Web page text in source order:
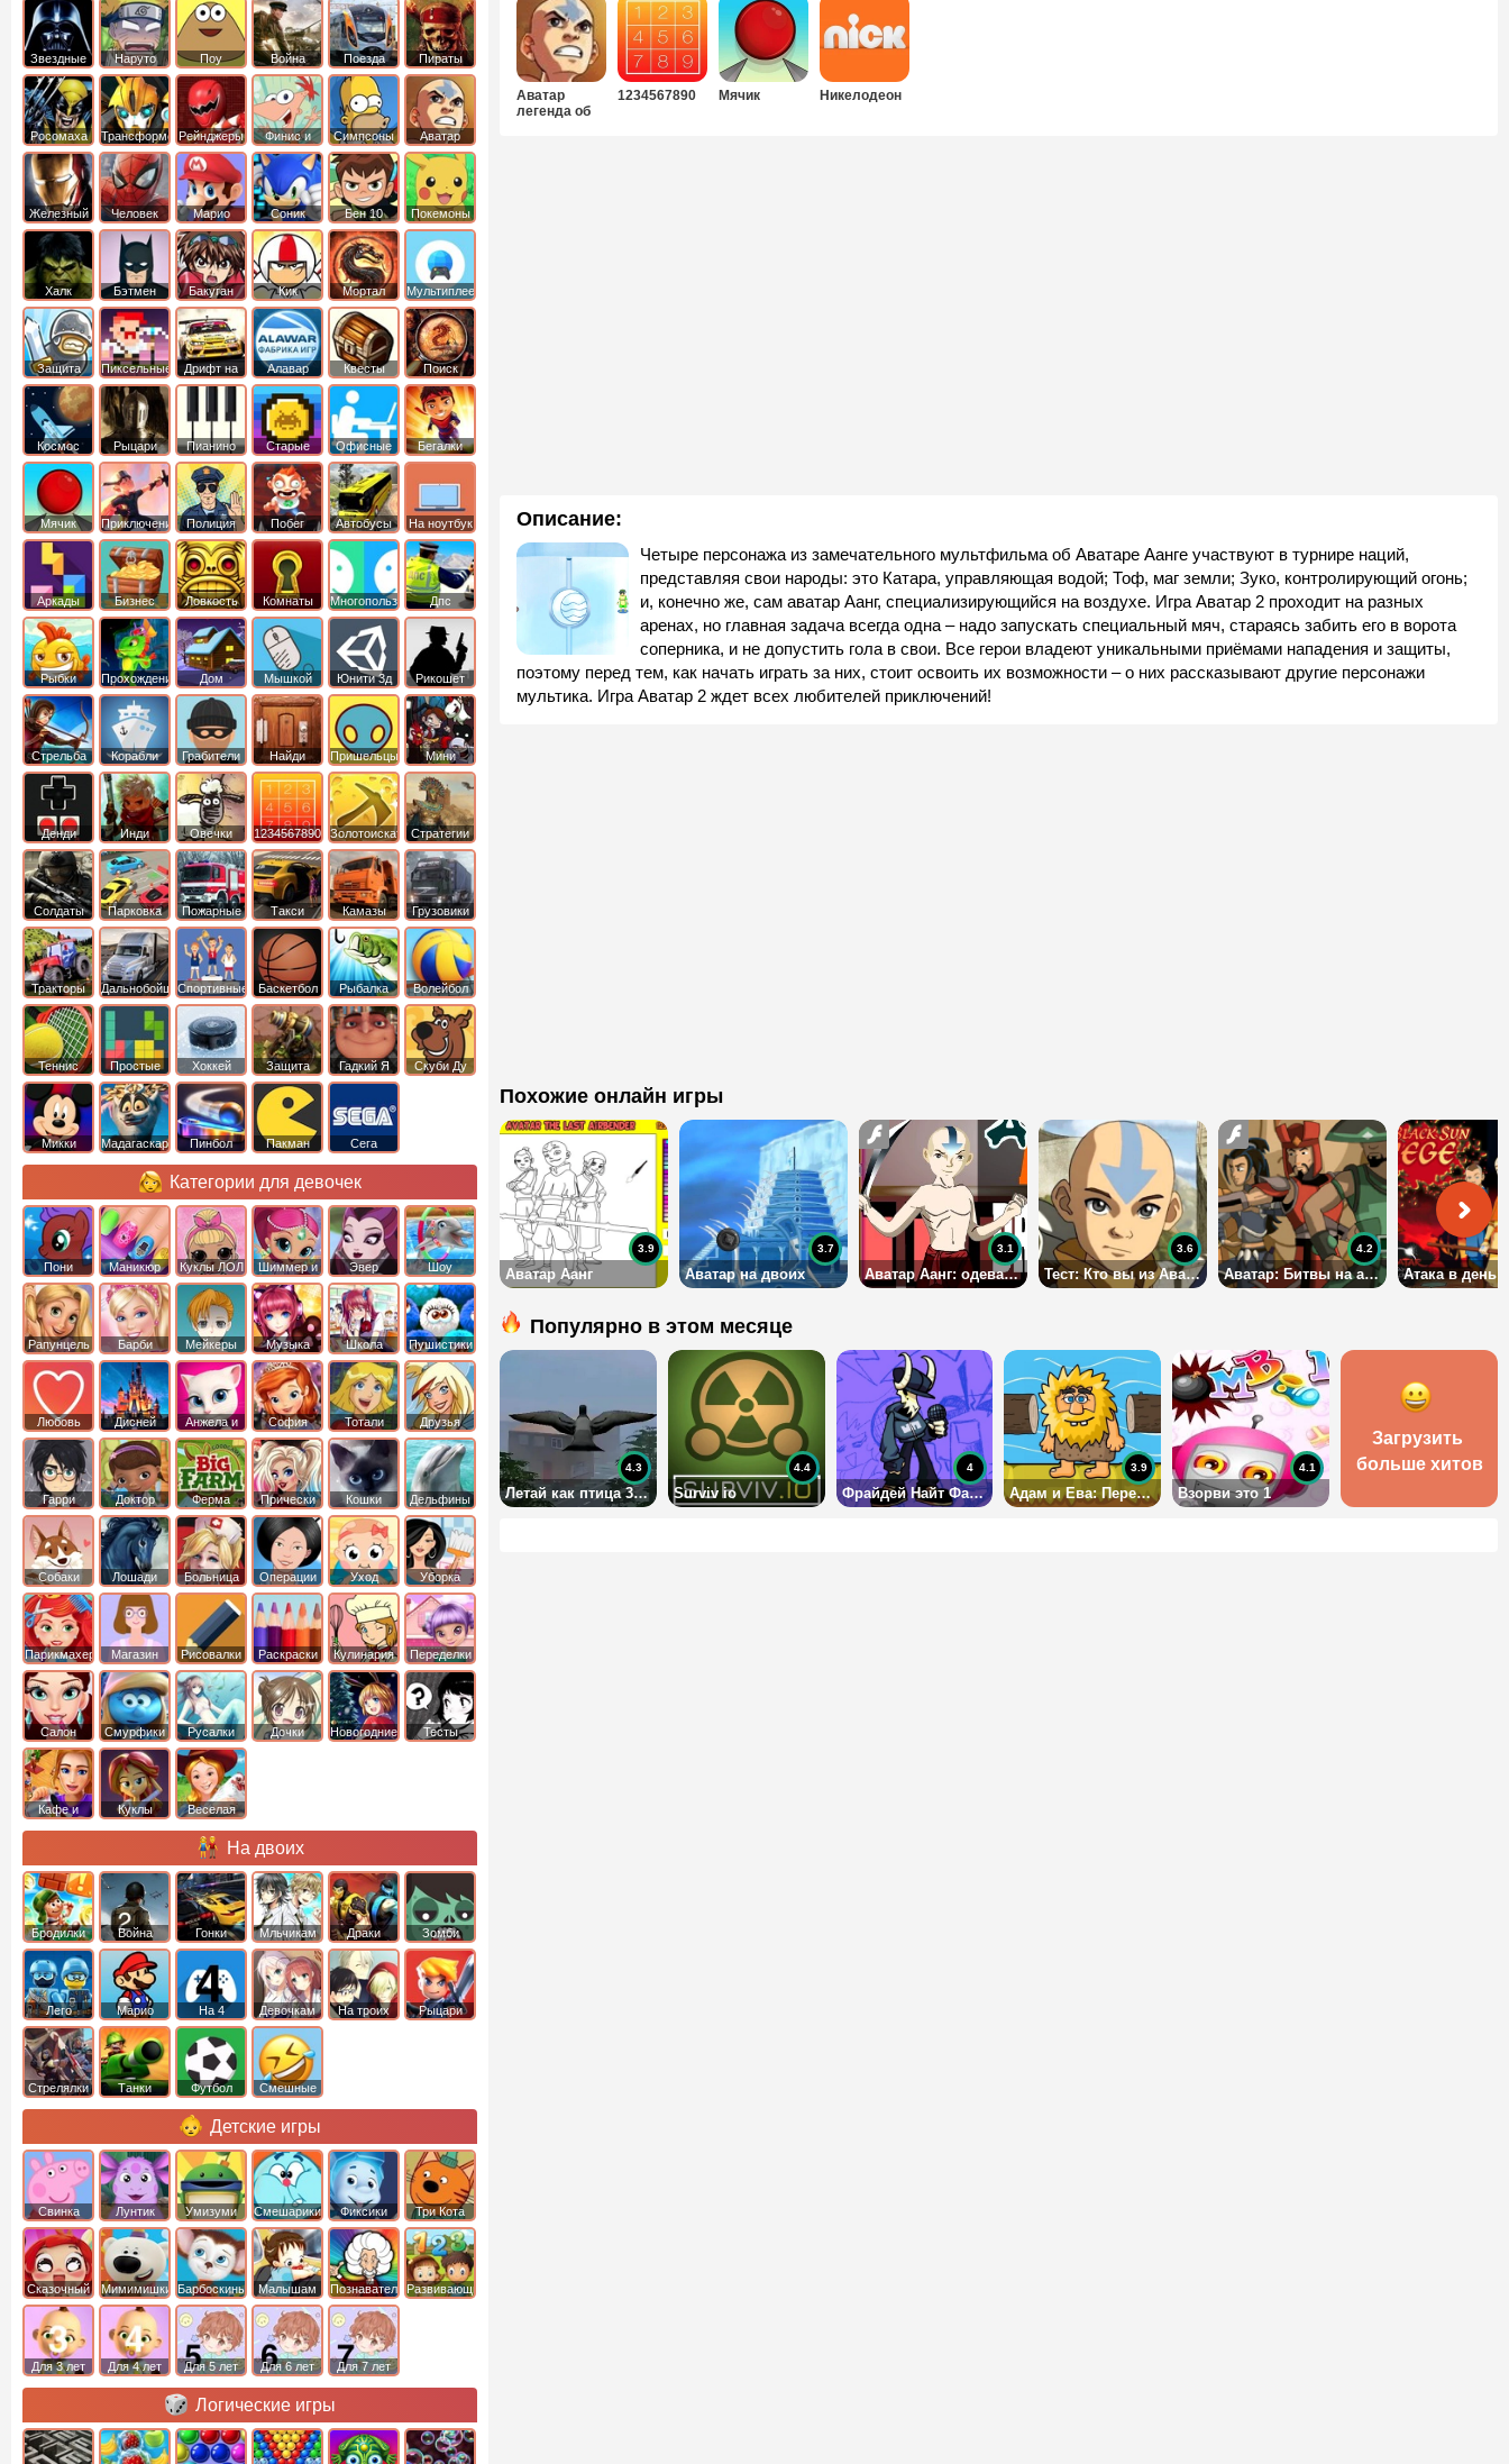
Аватар
легенда об
1234567890 Мячик Никелодеон
Описание:
Четыре персонажа из замечательного мультфильма об Аватаре Аанге участвуют в турнире наций,
представляя свои народы: это Катара, управляющая водой; Тоф, маг земли; Зуко, контролирующий огонь;
и, конечно же, сам аватар Аанг, специализирующийся на воздухе. Игра Аватар 2 проходит на разных
аренах, но главная задача всегда одна – надо запускать специальный мяч, стараясь забить его в ворота
соперника, и не допустить гола в свои. Все герои владеют уникальными приёмами нападения и защиты,
поэтому перед тем, как начать играть за них, стоит освоить их возможности – о них рассказывают другие персонажи
мультика. Игра Аватар 2 ждет всех любителей приключений!
Похожие онлайн игры
Аватар Аанг
3.9
Аватар на двоих
3.7
Аватар Аанг: одевалка
3.1
Тест: Кто вы из Аватара?
3.6
Аватар: Битвы на арене
4.2
Популярно в этом месяце
Летай как птица 3 в 3Д
4.3
Surviv io
4.4
Фрайдей Найт Фанкин: Таби (Экс-Бойфренд)
4
Адам и Ева: Переправа
3.9
Взорви это 1
4.1
Загрузить
больше хитов
Звездные
войны
Наруто Поу Война Поезда
Пираты
Карибского
Моря
Росомаха ТрансформерыРейнджеры
Самураи
Финис и
Ферб
Симпсоны
Аватар
легенда об
Аанге
Железный
человек
Человек
Паук
Марио Соник Бен 10 Покемоны
Халк Бэтмен Бакуган
Кик
Бутовский
Мортал
комбат
Мультиплеер
Защита
королевства
Пиксельные
Дрифт на
машинах
Алавар Квесты
Поиск
предметов
Космос Рыцари Пианино Старые Офисные Бегалки
Мячик Приключения Полиция Побег Автобусы На ноутбук
Аркады
Бизнес
симуляторы
Ловкость Комнаты Многопользовательские
Дпс
Рыбки Прохождение Дом Мышкой Юнити 3д Рикошет
Cтрельба
из лука
Корабли Грабители
Найди
выход
Пришельцы Мини
Денди Инди
Овечки
идут домой
1234567890 ЗолотоискательСтратегии
Солдаты
Парковка
машин
Пожарные
машины
Такси Камазы Грузовики
Тракторы ДальнобойщикиСпортивные Баскетбол Рыбалка Волейбол
Теннис Простые Хоккей
Защита
башни
Гадкий Я Скуби Ду
Микки
Мадагаскар Пинбол Пакман Сега
Категории для девочек
Пони
креатор
Маникюр Куклы ЛОЛ
Шиммер и
Шайн
Эвер
Афтер Хай
Шоу
дельфинов
Рапунцель Барби Мейкеры Музыка Школа Пушистики
Любовь Дисней
Анжела и
том
София
Прекрасная
Тотали
Спайс
Друзья
ангелов
Гарри
Поттер
Доктор
Плюшева
Ферма Прически Кошки Дельфины
Собаки Лошади Больница Операции Уход Уборка
Парикмахер Магазин Рисовалки Раскраски Кулинария Переделки
Салон Смурфики Русалки Дочки Новогодние Тесты
Кафе и
Куклы
Веселая
На двоих
Бродилки Война Гонки Мльчикам Драки Зомби
Лего Марио На 4 Девочкам На троих Рыцари
Стрелялки Танки Футбол Смешные
Детские игры
Свинка
Пеппа
Лунтик Умизуми Смешарики Фиксики Три Кота
Сказочный
патруль
Мимимишки Барбоскины Малышам ПознавательныеРазвивающие
Для 3 лет Для 4 лет Для 5 лет Для 6 лет Для 7 лет
Логические игры